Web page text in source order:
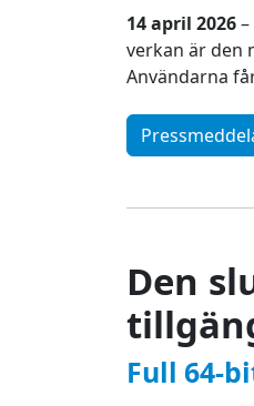
14 april 2026
verkan är den
Användarna
Den
Full 64-